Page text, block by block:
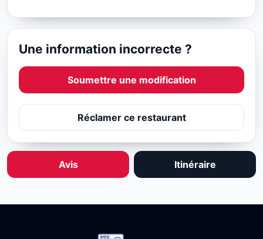
Une information incorrecte ?
Soumettre une modification
Réclamer ce restaurant
Avis Itinéraire